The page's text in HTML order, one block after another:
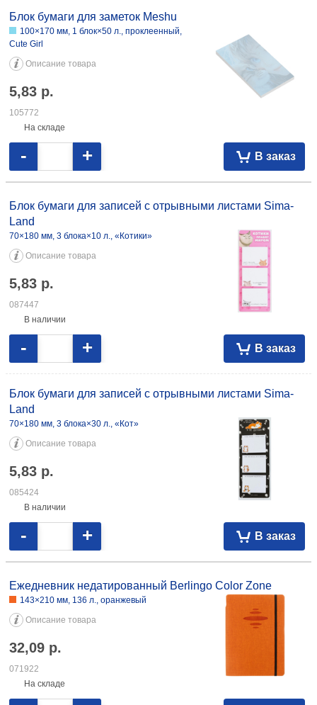
101976
В наличии
В заказ
- +
100×170 мм, 1 блок×50 л., проклеенный,
Сute Girl
Описание товара
5,83р.
105772
На складе
В заказ
- +
Блок бумаги для записей с отрывными листами Sima-
Land
70×180 мм, 3 блока×10 л., «Котики»
Описание товара
5,83р.
087447
В наличии
В заказ
-
Блок бумаги для записей с отрывными листами Sima-
Land
70×180 мм, 3 блока×30 л., «Кот»
Описание товара
5,83р.
085424
В наличии
В заказ
- +
Ежедневник недатированный Berlingo Color Zone
143×210 мм, 136 л., оранжевый